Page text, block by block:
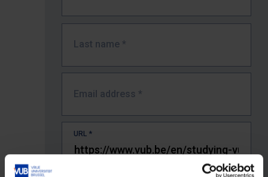
Last name *
Email address *
URL *
The full URL of the page where you encountered the error.